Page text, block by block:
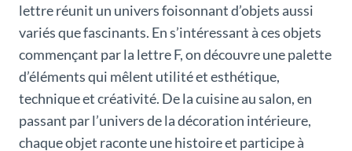
lettre réunit un univers foisonnant d’objets aussi
variés que fascinants. En s’intéressant à ces objets
commençant par la lettre F, on découvre une palette
d’éléments qui mêlent utilité et esthétique,
technique et créativité. De la cuisine au salon, en
passant par l’univers de la décoration intérieure,
chaque objet raconte une histoire et participe à